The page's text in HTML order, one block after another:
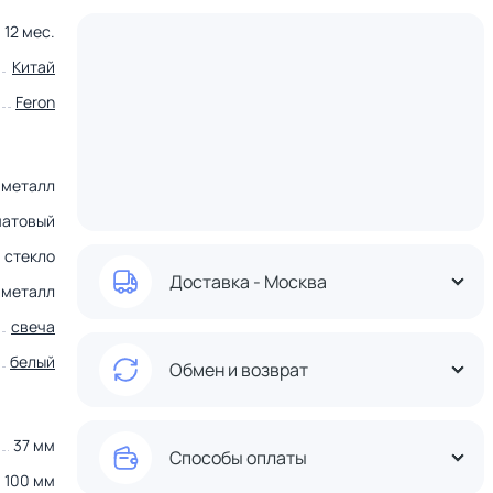
12 мес.
Китай
Feron
металл
стекло
металл
свеча
белый
37 мм
100 мм
Доставка - Москва
Обмен и возврат
Способы оплаты